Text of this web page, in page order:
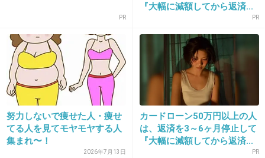
9. 匿名2014/01/05(日) 11:15:47
大学に合格した(^-^)
+70
10. 匿名2014/01/05(日) 11:18:49
国家試験合格しました。
PR
『大幅に減額してから返済...
PR
努力しないで痩せた人・痩せ
てる人を見てモヤモヤする人
集まれ〜！
2026年7月13日
カードローン50万円以上の人
は、返済を3～6ヶ月停止して
『大幅に減額してから返済...
PR